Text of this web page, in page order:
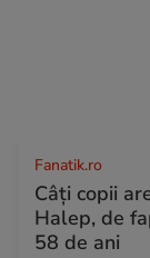
Fanatik.ro
Câți copii
Halep, de
58 de ani